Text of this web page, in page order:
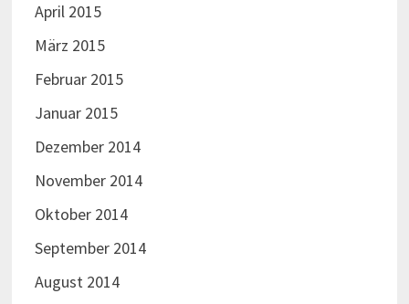
April 2015
März 2015
Februar 2015
Januar 2015
Dezember 2014
November 2014
Oktober 2014
September 2014
August 2014